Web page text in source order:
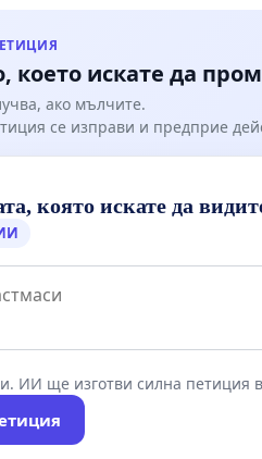
искате да
ако мълчите.
се изправи и предприе
която искате да
ИИ ще изготви силна петиция